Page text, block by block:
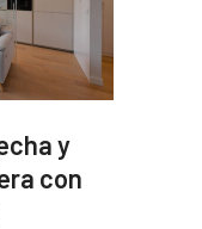
y
con